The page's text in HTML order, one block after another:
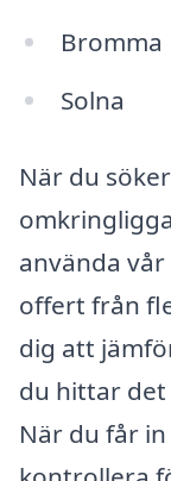
Bromma
Solna
När du
använda
offert från
dig att
du hittar det
När du får